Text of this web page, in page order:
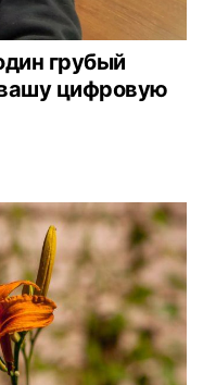
грубый
цифровую